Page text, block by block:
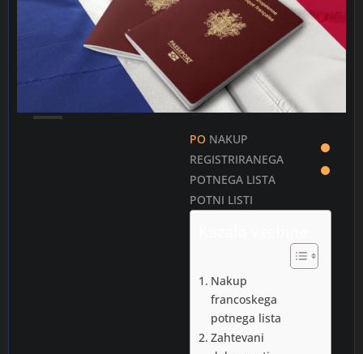
PO NAKUP
REGISTRIRANEGA
POTNEGA LISTA
POTNI LISTI
Nakup
francoskega
potnega lista
Zahtevani
Polski
한국어